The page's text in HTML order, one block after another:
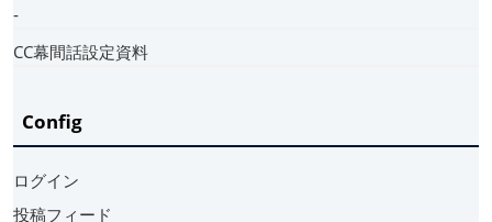
‐
CC幕間話設定資料
Config
ログイン
投稿フィード